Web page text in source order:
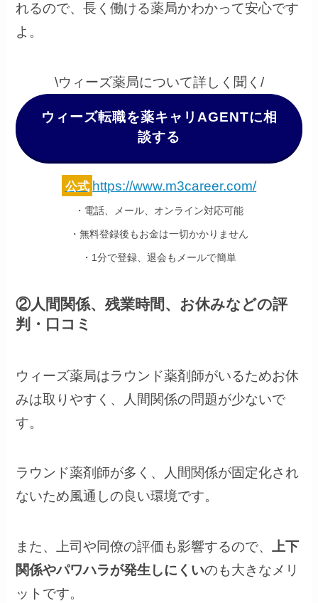
れるので、長く働ける薬局かわかって安心です
よ。
\ウィーズ薬局について詳しく聞く/
ウィーズ転職を薬キャリAGENTに相
談する
公式 https://www.m3career.com/
・電話、メール、オンライン対応可能
・無料登録後もお金は一切かかりません
・1分で登録、退会もメールで簡単
②人間関係、残業時間、お休みなどの評
判・口コミ
ウィーズ薬局はラウンド薬剤師がいるためお休
みは取りやすく、人間関係の問題が少ないで
す。
ラウンド薬剤師が多く、人間関係が固定化され
ないため風通しの良い環境です。
また、上司や同僚の評価も影響するので、 上下
関係やパワハラが発生しにくいのも大きなメリ
ットです。